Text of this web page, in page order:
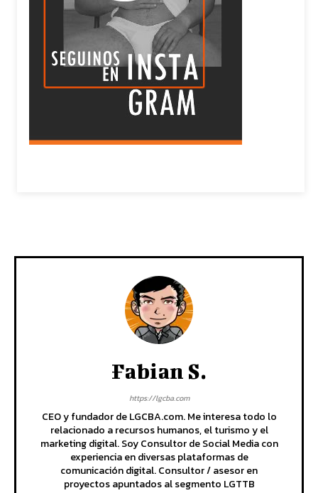
Fabian S.
https://lgcba.com
CEO y fundador de LGCBA.com. Me interesa todo lo
relacionado a recursos humanos, el turismo y el
marketing digital. Soy Consultor de Social Media con
experiencia en diversas plataformas de
comunicación digital. Consultor / asesor en
proyectos apuntados al segmento LGTTB